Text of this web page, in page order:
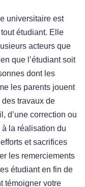
universitaire est
étudiant. Elle
acteurs que
que l’étudiant soit
dont les
les parents jouent
travaux de
d’une correction ou
à la réalisation du
et sacrifices
les remerciements
étudiant en fin de
témoigner votre